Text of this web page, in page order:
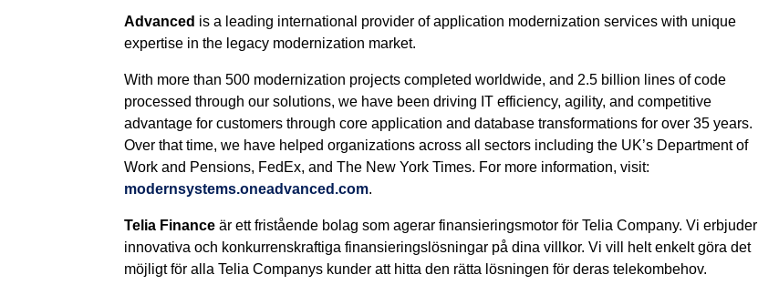
Advanced is a leading international provider of application modernization services with unique
expertise in the legacy modernization market.
With more than 500 modernization projects completed worldwide, and 2.5 billion lines of code
processed through our solutions, we have been driving IT efficiency, agility, and competitive
advantage for customers through core application and database transformations for over 35 years.
Over that time, we have helped organizations across all sectors including the UK’s Department of
Work and Pensions, FedEx, and The New York Times. For more information, visit:
modernsystems.oneadvanced.com.
Telia Finance är ett fristående bolag som agerar finansieringsmotor för Telia Company. Vi erbjuder
innovativa och konkurrenskraftiga finansieringslösningar på dina villkor. Vi vill helt enkelt göra det
möjligt för alla Telia Companys kunder att hitta den rätta lösningen för deras telekombehov.